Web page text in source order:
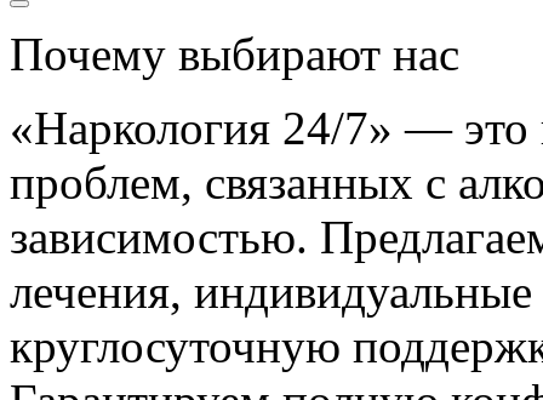
Почему выбирают нас
«Наркология 24/7» —
проблем, связанных с
зависимостью.
лечения,
круглосуточную